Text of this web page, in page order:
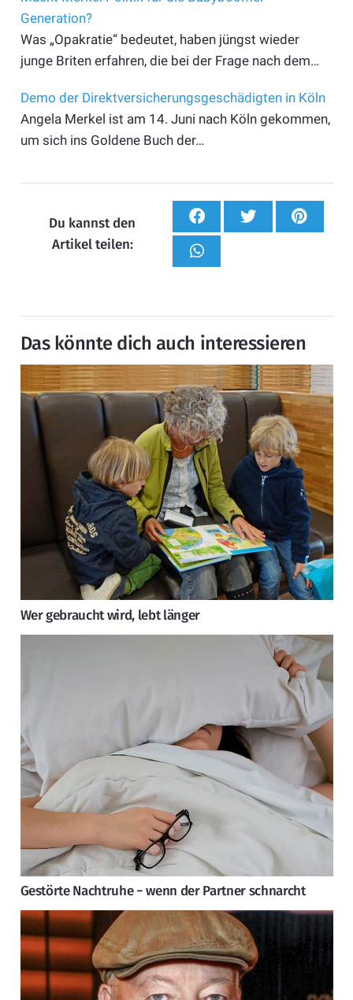
Generation?
Was „Opakratie“ bedeutet, haben jüngst wieder
junge Briten erfahren, die bei der Frage nach dem…
Demo der Direktversicherungsgeschädigten in Köln
Angela Merkel ist am 14. Juni nach Köln gekommen,
um sich ins Goldene Buch der…
Du kannst den
Artikel teilen:
Das könnte dich auch interessieren
Wer gebraucht wird, lebt länger
Gestörte Nachtruhe − wenn der Partner schnarcht